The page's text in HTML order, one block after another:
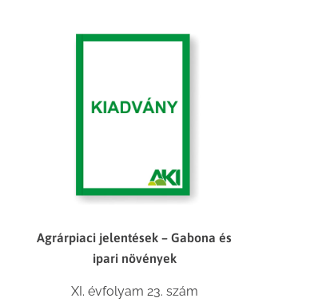
Agrárpiaci jelentések – Gabona és
ipari növények
XI. évfolyam 23. szám